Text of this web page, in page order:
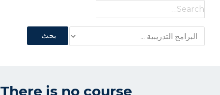
for:
There is no course